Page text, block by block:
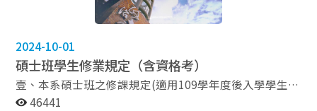
2024-10-01
碩士班學生修業規定（含資格考）
壹、本系碩士班之修課規定(適用109學年度後入學學生)
（一）最低畢業學分32學分，不包含論文，成績不滿七十
46441